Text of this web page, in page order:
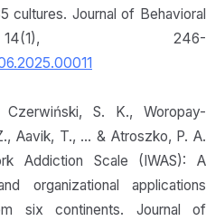
cultures. Journal of Behavioral
14(1), 246-
S. K., Woropay-
Aavik, T., … & Atroszko, P. A.
Addiction Scale (IWAS): A
organizational applications
six continents. Journal of